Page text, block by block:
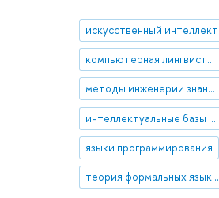
искусственный интеллект
компьютерная лингвистика
методы инженерии знаний
интеллектуальные базы знаний
языки программирования
теория формальных языков